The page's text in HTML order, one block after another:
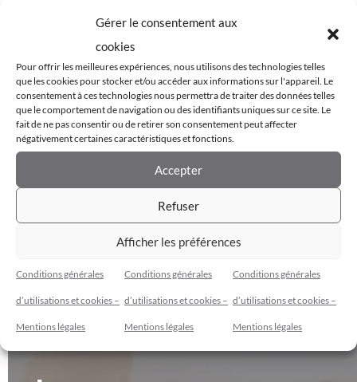
Gérer le consentement aux
cookies
Pour offrir les meilleures expériences, nous utilisons des technologies telles
que les cookies pour stocker et/ou accéder aux informations sur l'appareil. Le
consentement à ces technologies nous permettra de traiter des données telles
que le comportement de navigation ou des identifiants uniques sur ce site. Le
fait de ne pas consentir ou de retirer son consentement peut affecter
négativement certaines caractéristiques et fonctions.
Accepter
Refuser
Afficher les préférences
Conditions générales
d’utilisations et cookies –
Mentions légales
Conditions générales
d’utilisations et cookies –
Mentions légales
Conditions générales
d’utilisations et cookies –
Mentions légales
Frédéric Piron : semer l’amour pour traverser
Marie-Josée Guérin : changer sa vie un mot à
la fois
Cybèle Espace Bien-Être